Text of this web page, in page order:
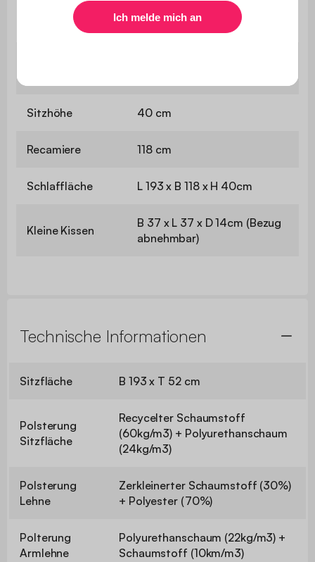
Abmessungen
B 220 x T 83 x H 85cm
Sitzhöhe 40 cm
Recamiere 118 cm
Schlaffläche L 193 x B 118 x H 40cm
Kleine Kissen
B 37 x L 37 x D 14cm (Bezug
abnehmbar)
Technische Informationen
Sitzfläche B 193 x T 52 cm
Polsterung
Sitzfläche
Recycelter Schaumstoff
(60kg/m3) + Polyurethanschaum
(24kg/m3)
Polsterung
Lehne
Zerkleinerter Schaumstoff (30%)
+ Polyester (70%)
Polterung
Armlehne
Polyurethanschaum (22kg/m3) +
Schaumstoff (10km/m3)